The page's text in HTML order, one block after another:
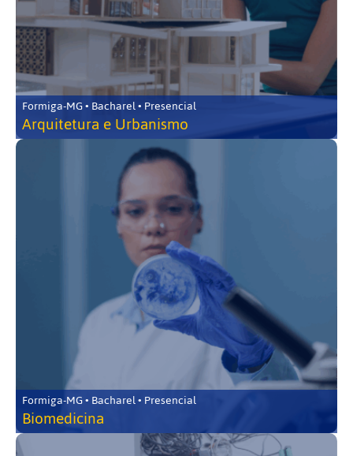
Formiga-MG • Bacharel • Presencial
Arquitetura e Urbanismo
Formiga-MG • Bacharel • Presencial
Biomedicina